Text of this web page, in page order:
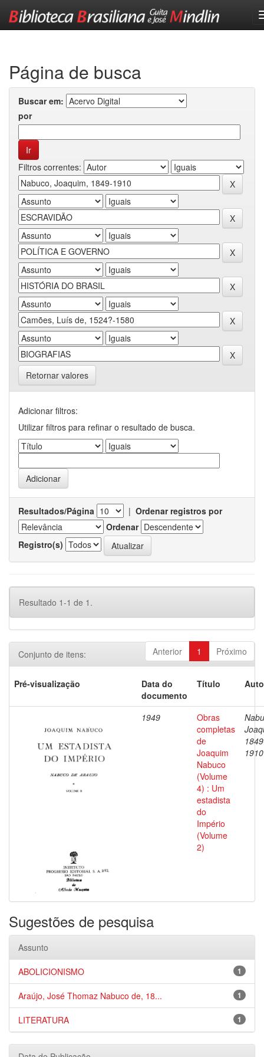
Página de busca
Buscar em:
por
Filtros correntes:
Retornar valores
Adicionar filtros:
Utilizar filtros para refinar o resultado de busca.
Resultados/Página | Ordenar registros por
Ordenar
Registro(s)
Resultado 1-1 de 1.
Anterior 1 Próximo
Conjunto de itens:
Pré-visualização
Data do
documento
Título
1949
Obras
completas
de
Joaquim
Nabuco
(Volume
4) : Um
estadista
do
Império
(Volume
2)
1910
Sugestões de pesquisa
Assunto
1
ABOLICIONISMO
1
Araújo, José Thomaz Nabuco de, 18...
1
LITERATURA